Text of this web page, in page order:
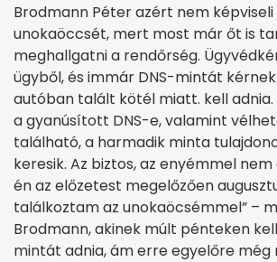
Brodmann Péter azért nem
unokaöccsét, mert most már őt is
meghallgatni a rendőrség.
ügyből, és immár DNS-mintát
autóban talált kötél miatt. kell adnia.
a gyanúsított DNS-e, valamint
található, a harmadik minta
keresik. Az biztos, az enyémmel
én az előzetest megelőzően
találkoztam az unokaöcsémmel” –
Brodmann, akinek múlt pénteken
mintát adnia, ám erre egyelőre még